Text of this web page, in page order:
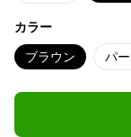
カラー
ブラウン パ